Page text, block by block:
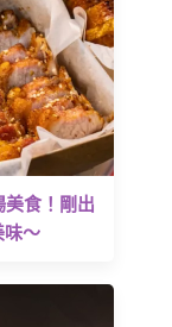
食！剛出
味～